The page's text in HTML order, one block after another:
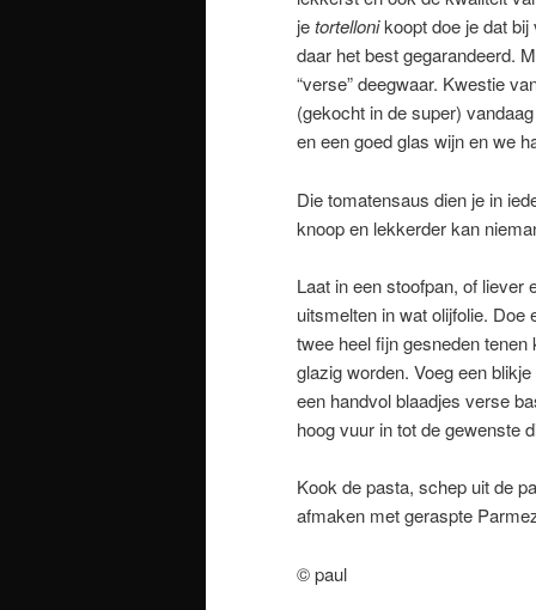
jetortellonikoopt doe je dat bij
daar het best gegarandeerd.
“verse” deegwaar. Kwestie
(gekocht in de super)
en een goed glas wijn en we
Die tomatensaus dien je in
knoop en lekkerder kan
Laat in een stoofpan, of liever
uitsmelten in wat olijfolie. Doe
twee heel fijn gesneden
glazig worden. Voeg een
een handvol blaadjes verse
hoog vuur in tot de gewenste
Kook de pasta, schep uit de
afmaken met geraspte
© paul